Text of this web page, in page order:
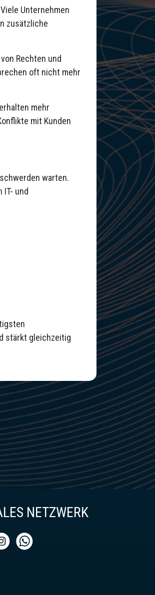
Unternehmen
zusätzliche
Rechten und
oft nicht mehr
mehr
mit Kunden
warten.
und
stärkt gleichzeitig
NETZWERK